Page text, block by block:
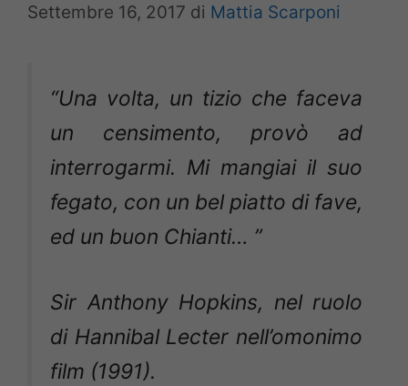
Settembre 16, 2017 di Mattia Scarponi
“Una volta, un tizio che faceva
un censimento, provò ad
interrogarmi. Mi mangiai il suo
fegato, con un bel piatto di fave,
ed un buon Chianti… ”
Sir Anthony Hopkins, nel ruolo
di Hannibal Lecter nell’omonimo
film (1991).